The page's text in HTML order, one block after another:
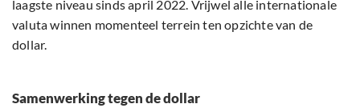
laagste niveau sinds april 2022. Vrijwel alle internationale
valuta winnen momenteel terrein ten opzichte van de
dollar.
Samenwerking tegen de dollar